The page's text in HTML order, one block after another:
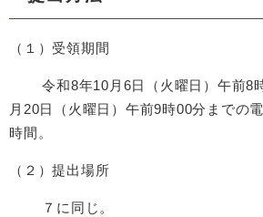
（１）受領期間
令和8年10月6日（火曜日）午前8
月20日（火曜日）午前9時00分までの
時間。
（２）提出場所
７に同じ。